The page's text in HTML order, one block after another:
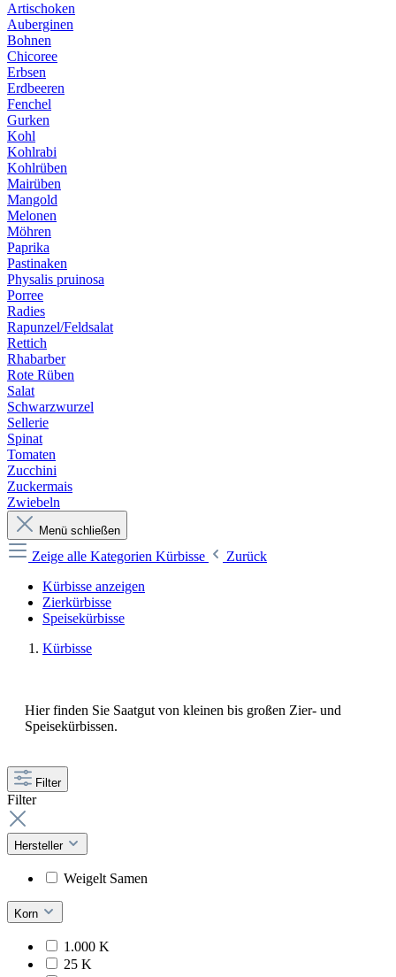
Artischoken
Auberginen
Bohnen
Chicoree
Erbsen
Erdbeeren
Fenchel
Gurken
Kohl
Kohlrabi
Kohlrüben
Mairüben
Mangold
Melonen
Möhren
Paprika
Pastinaken
Physalis pruinosa
Porree
Radies
Rapunzel/Feldsalat
Rettich
Rhabarber
Rote Rüben
Salat
Schwarzwurzel
Sellerie
Spinat
Tomaten
Zucchini
Zuckermais
Zwiebeln
Menü schließen
Zeige alle Kategorien Kürbisse
Zurück
Kürbisse anzeigen
Zierkürbisse
Speisekürbisse
Kürbisse
Hier finden Sie Saatgut von kleinen bis großen Zier- und
Speisekürbissen.
Filter
Filter
Hersteller
Weigelt Samen
Korn
1.000 K
25 K